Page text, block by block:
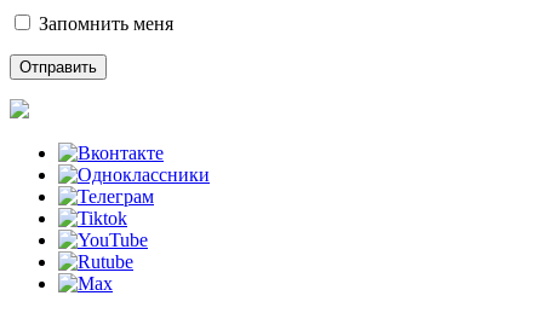
Запомнить меня